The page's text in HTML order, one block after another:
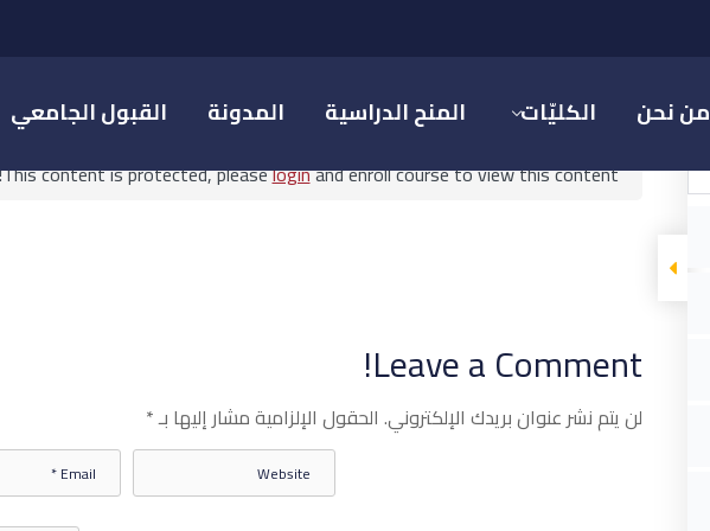
القبول الجامعي المدونة المنح الدراسية الكليّات من نحن
نظريات العلاقات العامة
This content is protected, pleaseloginand enroll course to view this content!
Leave a Comment!
لن يتم نشر عنوان بريدك الإلكتروني. الحقول الإلزامية مشار إليها بـ*